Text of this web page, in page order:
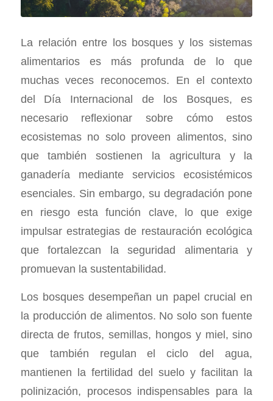
La relación entre los bosques y los sistemas
alimentarios es más profunda de lo que
muchas veces reconocemos. En el contexto
del Día Internacional de los Bosques, es
necesario reflexionar sobre cómo estos
ecosistemas no solo proveen alimentos, sino
que también sostienen la agricultura y la
ganadería mediante servicios ecosistémicos
esenciales. Sin embargo, su degradación pone
en riesgo esta función clave, lo que exige
impulsar estrategias de restauración ecológica
que fortalezcan la seguridad alimentaria y
promuevan la sustentabilidad.
Los bosques desempeñan un papel crucial en
la producción de alimentos. No solo son fuente
directa de frutos, semillas, hongos y miel, sino
que también regulan el ciclo del agua,
mantienen la fertilidad del suelo y facilitan la
polinización, procesos indispensables para la